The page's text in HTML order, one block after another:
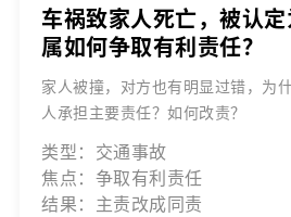
车祸致家人死亡，被认
属如何争取有利责任？
家人被撞，对方也有明显过错，为
人承担主要责任？如何改责？
类型：交通事故
焦点：争取有利责任
结果：主责改成同责